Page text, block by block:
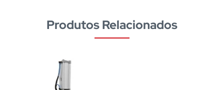
Produtos Relacionados